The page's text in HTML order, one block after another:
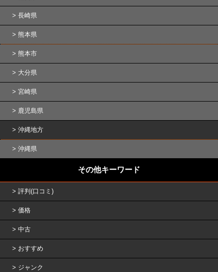
長崎県
熊本県
熊本市
大分県
宮崎県
鹿児島県
沖縄地方
沖縄県
その他キーワード
評判(口コミ)
価格
中古
おすすめ
ジャンク